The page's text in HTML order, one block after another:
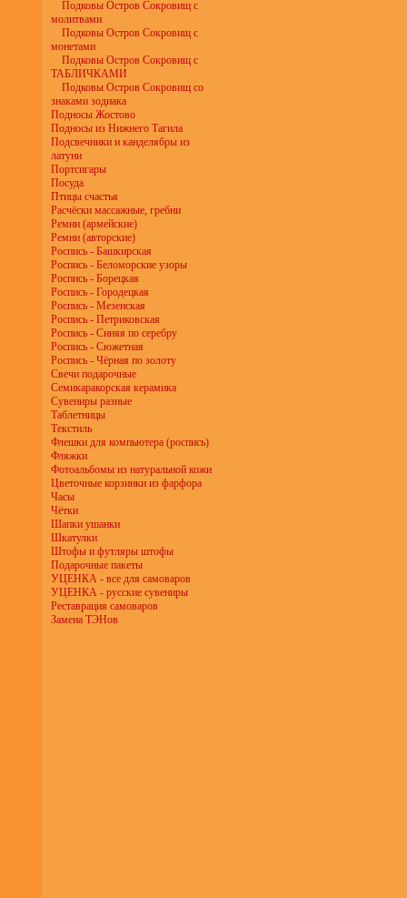
Подковы Остров Сокровищ с
молитвами
Подковы Остров Сокровищ с
монетами
Подковы Остров Сокровищ с
ТАБЛИЧКАМИ
Подковы Остров Сокровищ со
знаками зодиака
Подносы Жостово
Подносы из Нижнего Тагила
Подсвечники и канделябры из
латуни
Портсигары
Посуда
Птицы счастья
Расчёски массажные, гребни
Ремни (армейские)
Ремни (авторские)
Роспись - Башкирская
Роспись - Беломорские узоры
Роспись - Борецкая
Роспись - Городецкая
Роспись - Мезенская
Роспись - Петриковская
Роспись - Синяя по серебру
Роспись - Сюжетная
Роспись - Чёрная по золоту
Свечи подарочные
Семикаракорская керамика
Сувениры разные
Таблетницы
Текстиль
Флешки для компьютера (роспись)
Фляжки
Фотоальбомы из натуральной кожи
Цветочные корзинки из фарфора
Часы
Чётки
Шапки ушанки
Шкатулки
Штофы и футляры штофы
Подарочные пакеты
УЦЕНКА - все для самоваров
УЦЕНКА - русские сувениры
Реставрация самоваров
Замена ТЭНов